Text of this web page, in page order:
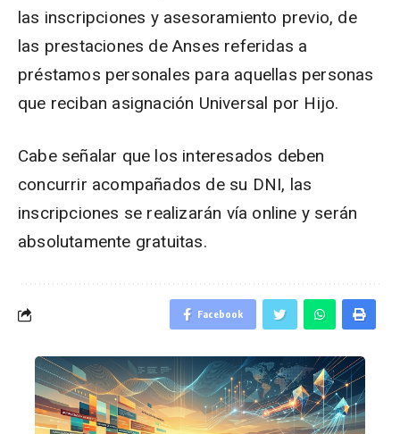
las inscripciones y asesoramiento previo, de
las prestaciones de Anses referidas a
préstamos personales para aquellas personas
que reciban asignación Universal por Hijo.
Cabe señalar que los interesados deben
concurrir acompañados de su DNI, las
inscripciones se realizarán vía online y serán
absolutamente gratuitas.
Facebook